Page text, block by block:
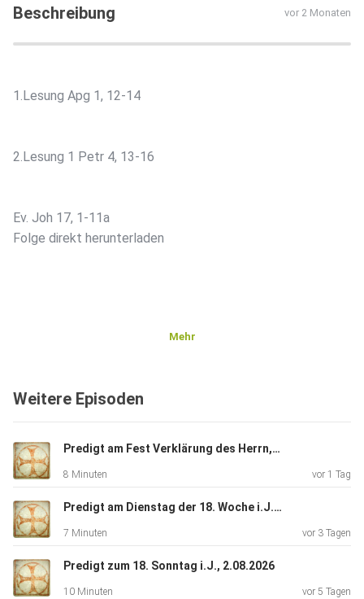
Beschreibung vor 2 Monaten
1.Lesung Apg 1, 12-14
2.Lesung 1 Petr 4, 13-16
Ev. Joh 17, 1-11a
Folge direkt herunterladen
Mehr
Weitere Episoden
Predigt am Fest Verklärung des Herrn, 6.08.2024 (Archiv)
8 Minuten vor 1 Tag
Predigt am Dienstag der 18. Woche i.J. 4.08.2026
7 Minuten vor 3 Tagen
Predigt zum 18. Sonntag i.J., 2.08.2026
10 Minuten vor 5 Tagen